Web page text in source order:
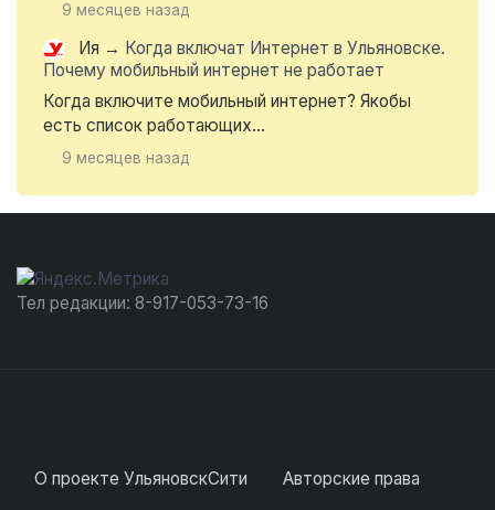
9 месяцев назад
Ия → Когда включат Интернет в Ульяновске.
Почему мобильный интернет не работает
Когда включите мобильный интернет? Якобы
есть список работающих...
9 месяцев назад
Тел редакции: 8-917-053-73-16
О проекте УльяновскСити Авторские права